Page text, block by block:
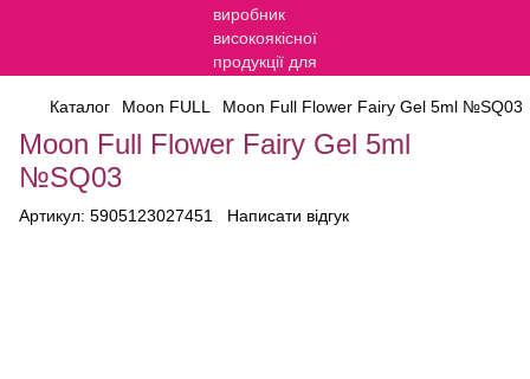
Каталог Moon FULL Moon Full Flower Fairy Gel 5ml №SQ03
Moon Full Flower Fairy Gel 5ml
№SQ03
Артикул: 5905123027451 Написати відгук